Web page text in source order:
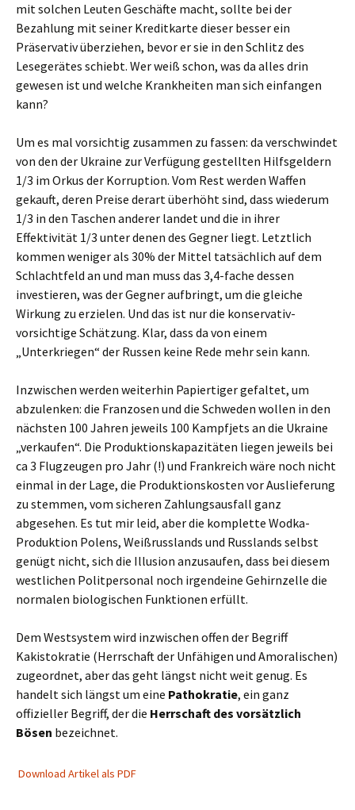
mit solchen Leuten Geschäfte macht, sollte bei der
Bezahlung mit seiner Kreditkarte dieser besser ein
Präservativ überziehen, bevor er sie in den Schlitz des
Lesegerätes schiebt. Wer weiß schon, was da alles drin
gewesen ist und welche Krankheiten man sich einfangen
kann?
Um es mal vorsichtig zusammen zu fassen: da verschwindet
von den der Ukraine zur Verfügung gestellten Hilfsgeldern
1/3 im Orkus der Korruption. Vom Rest werden Waffen
gekauft, deren Preise derart überhöht sind, dass wiederum
1/3 in den Taschen anderer landet und die in ihrer
Effektivität 1/3 unter denen des Gegner liegt. Letztlich
kommen weniger als 30% der Mittel tatsächlich auf dem
Schlachtfeld an und man muss das 3,4-fache dessen
investieren, was der Gegner aufbringt, um die gleiche
Wirkung zu erzielen. Und das ist nur die konservativ-
vorsichtige Schätzung. Klar, dass da von einem
„Unterkriegen“ der Russen keine Rede mehr sein kann.
Inzwischen werden weiterhin Papiertiger gefaltet, um
abzulenken: die Franzosen und die Schweden wollen in den
nächsten 100 Jahren jeweils 100 Kampfjets an die Ukraine
„verkaufen“. Die Produktionskapazitäten liegen jeweils bei
ca 3 Flugzeugen pro Jahr (!) und Frankreich wäre noch nicht
einmal in der Lage, die Produktionskosten vor Auslieferung
zu stemmen, vom sicheren Zahlungsausfall ganz
abgesehen. Es tut mir leid, aber die komplette Wodka-
Produktion Polens, Weißrusslands und Russlands selbst
genügt nicht, sich die Illusion anzusaufen, dass bei diesem
westlichen Politpersonal noch irgendeine Gehirnzelle die
normalen biologischen Funktionen erfüllt.
Dem Westsystem wird inzwischen offen der Begriff
Kakistokratie (Herrschaft der Unfähigen und Amoralischen)
zugeordnet, aber das geht längst nicht weit genug. Es
handelt sich längst um eine Pathokratie, ein ganz
offizieller Begriff, der die Herrschaft des vorsätzlich
Bösen bezeichnet.
Download Artikel als PDF